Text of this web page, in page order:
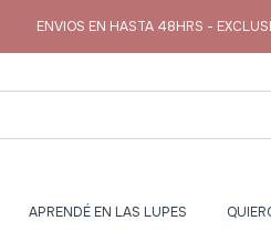
EN HASTA 48HRS - EXCLUSIVO
APRENDÉ EN LAS LUPES